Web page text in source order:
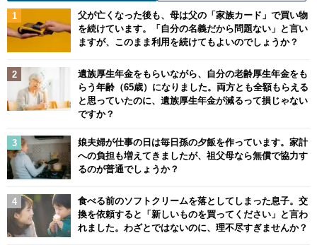
父が亡くなった後も、母は父の「家族カード」で買い物
を続けています。「自分の名義だから問題ない」と言い
ますが、このまま利用を続けてもよいのでしょうか？
遺族厚生年金をもらいながら、自分の老齢厚生年金をも
らう年齢（65歳）になりました。両方とも全額もらえる
と思っていたのに、遺族厚生年金が減るって損じゃない
ですか？
娘夫婦が仕事の日は毎日孫の夕飯を作っています。家計
への負担も増えてきましたが、祖父母なら無償で協力す
るのが普通でしょうか？
食べる前のソフトクリームを落としてしまった息子。交
換を依頼すると「新しいものを買ってください」と言わ
れました。わざとではないのに、理不尽すぎませんか？